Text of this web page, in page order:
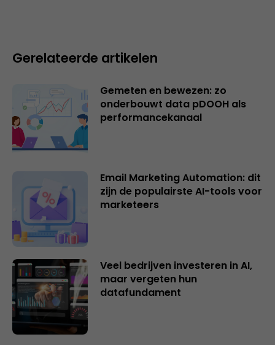
Gerelateerde artikelen
Gemeten en bewezen: zo
onderbouwt data pDOOH als
performancekanaal
Email Marketing Automation: dit
zijn de populairste AI-tools voor
marketeers
Veel bedrijven investeren in AI,
maar vergeten hun
datafundament